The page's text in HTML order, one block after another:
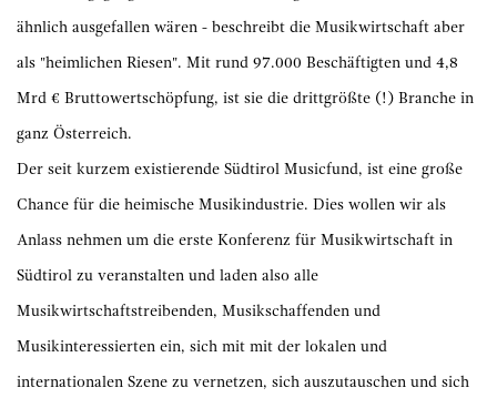
ähnlich ausgefallen wären - beschreibt die Musikwirtschaft aber
als "heimlichen Riesen". Mit rund 97.000 Beschäftigten und 4,8
Mrd € Bruttowertschöpfung, ist sie die drittgrößte (!) Branche in
ganz Österreich.
Der seit kurzem existierende Südtirol Musicfund, ist eine große
Chance für die heimische Musikindustrie. Dies wollen wir als
Anlass nehmen um die erste Konferenz für Musikwirtschaft in
Südtirol zu veranstalten und laden also alle
Musikwirtschaftstreibenden, Musikschaffenden und
Musikinteressierten ein, sich mit mit der lokalen und
internationalen Szene zu vernetzen, sich auszutauschen und sich